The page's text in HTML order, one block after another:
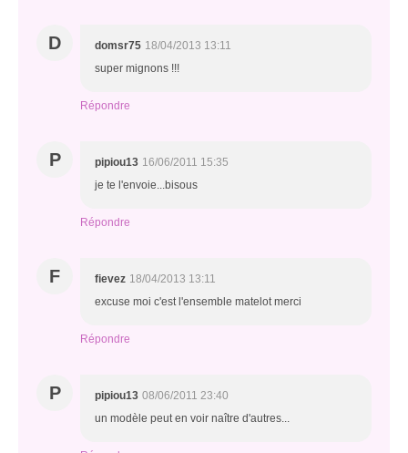
D domsr75 18/04/2013 13:11
super mignons !!!
Répondre
P pipiou13 16/06/2011 15:35
je te l'envoie...bisous
Répondre
F fievez 18/04/2013 13:11
excuse moi c'est l'ensemble matelot merci
Répondre
P pipiou13 08/06/2011 23:40
un modèle peut en voir naître d'autres...